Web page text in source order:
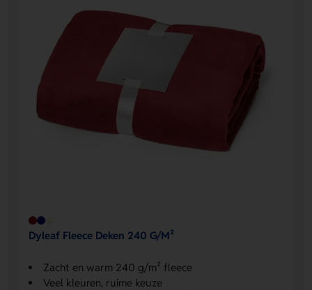
Dyleaf Fleece Deken 240 G/M²
Zacht en warm 240 g/m² fleece
Veel kleuren, ruime keuze